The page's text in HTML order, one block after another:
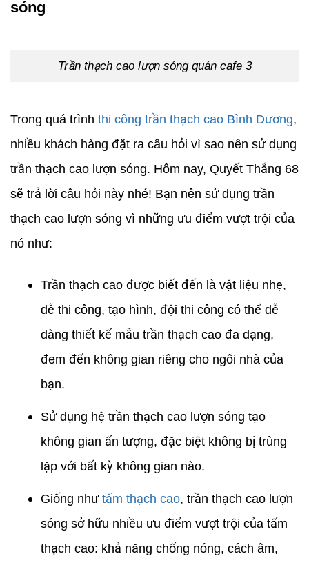
sóng
Trần thạch cao lượn sóng quán cafe 3
Trong quá trình thi công trần thạch cao Bình Dương,
nhiều khách hàng đặt ra câu hỏi vì sao nên sử dụng
trần thạch cao lượn sóng. Hôm nay, Quyết Thắng 68
sẽ trả lời câu hỏi này nhé! Bạn nên sử dụng trần
thạch cao lượn sóng vì những ưu điểm vượt trội của
nó như:
Trần thạch cao được biết đến là vật liệu nhẹ,
dễ thi công, tạo hình, đội thi công có thể dễ
dàng thiết kế mẫu trần thạch cao đa dạng,
đem đến không gian riêng cho ngôi nhà của
bạn.
Sử dụng hệ trần thạch cao lượn sóng tạo
không gian ấn tượng, đặc biệt không bị trùng
lặp với bất kỳ không gian nào.
Giống nhưtấm thạch cao, trần thạch cao lượn
sóng sở hữu nhiều ưu điểm vượt trội của tấm
thạch cao: khả năng chống nóng, cách âm,